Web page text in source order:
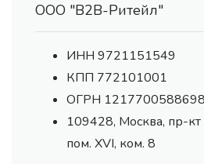
ООО "В2В-Ритейл"
ИНН 9721151549
КПП 772101001
ОГРН 1217700588698
109428, Москва, пр-
пом. XVI, ком. 8